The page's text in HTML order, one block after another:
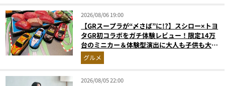
2026/08/06 19:00
【GRスープラが“〆さば”に!?】スシロー×トヨ
タGR初コラボをガチ体験レビュー！限定14万
台のミニカー＆体験型演出に大人も子供も大興
奮間違いなし
グルメ
2026/08/05 22:00